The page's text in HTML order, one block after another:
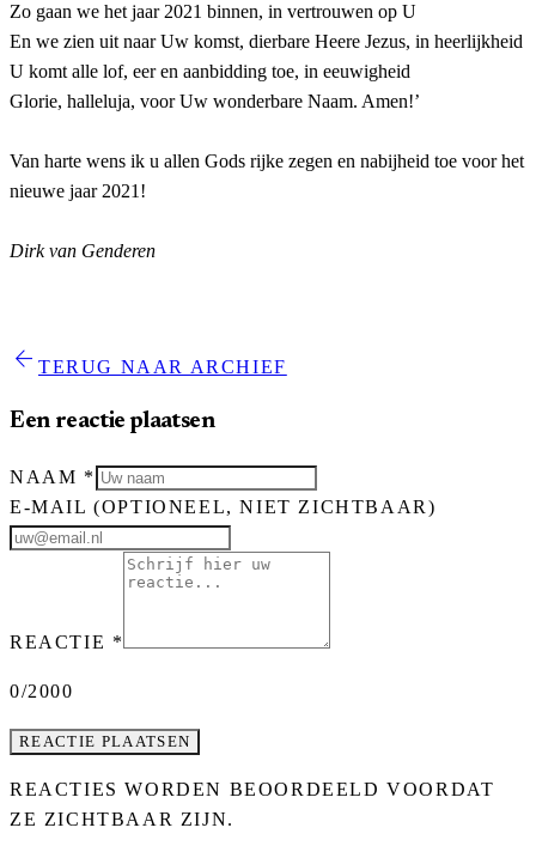
Zo gaan we het jaar 2021 binnen, in vertrouwen op U
En we zien uit naar Uw komst, dierbare Heere Jezus, in heerlijkheid
U komt alle lof, eer en aanbidding toe, in eeuwigheid
Glorie, halleluja, voor Uw wonderbare Naam. Amen!’
Van harte wens ik u allen Gods rijke zegen en nabijheid toe voor het
nieuwe jaar 2021!
Dirk van Genderen
arrow_back TERUG NAAR ARCHIEF
Een reactie plaatsen
NAAM *
E-MAIL(OPTIONEEL, NIET ZICHTBAAR)
REACTIE *
0/2000
REACTIE PLAATSEN
REACTIES WORDEN BEOORDEELD VOORDAT
ZE ZICHTBAAR ZIJN.